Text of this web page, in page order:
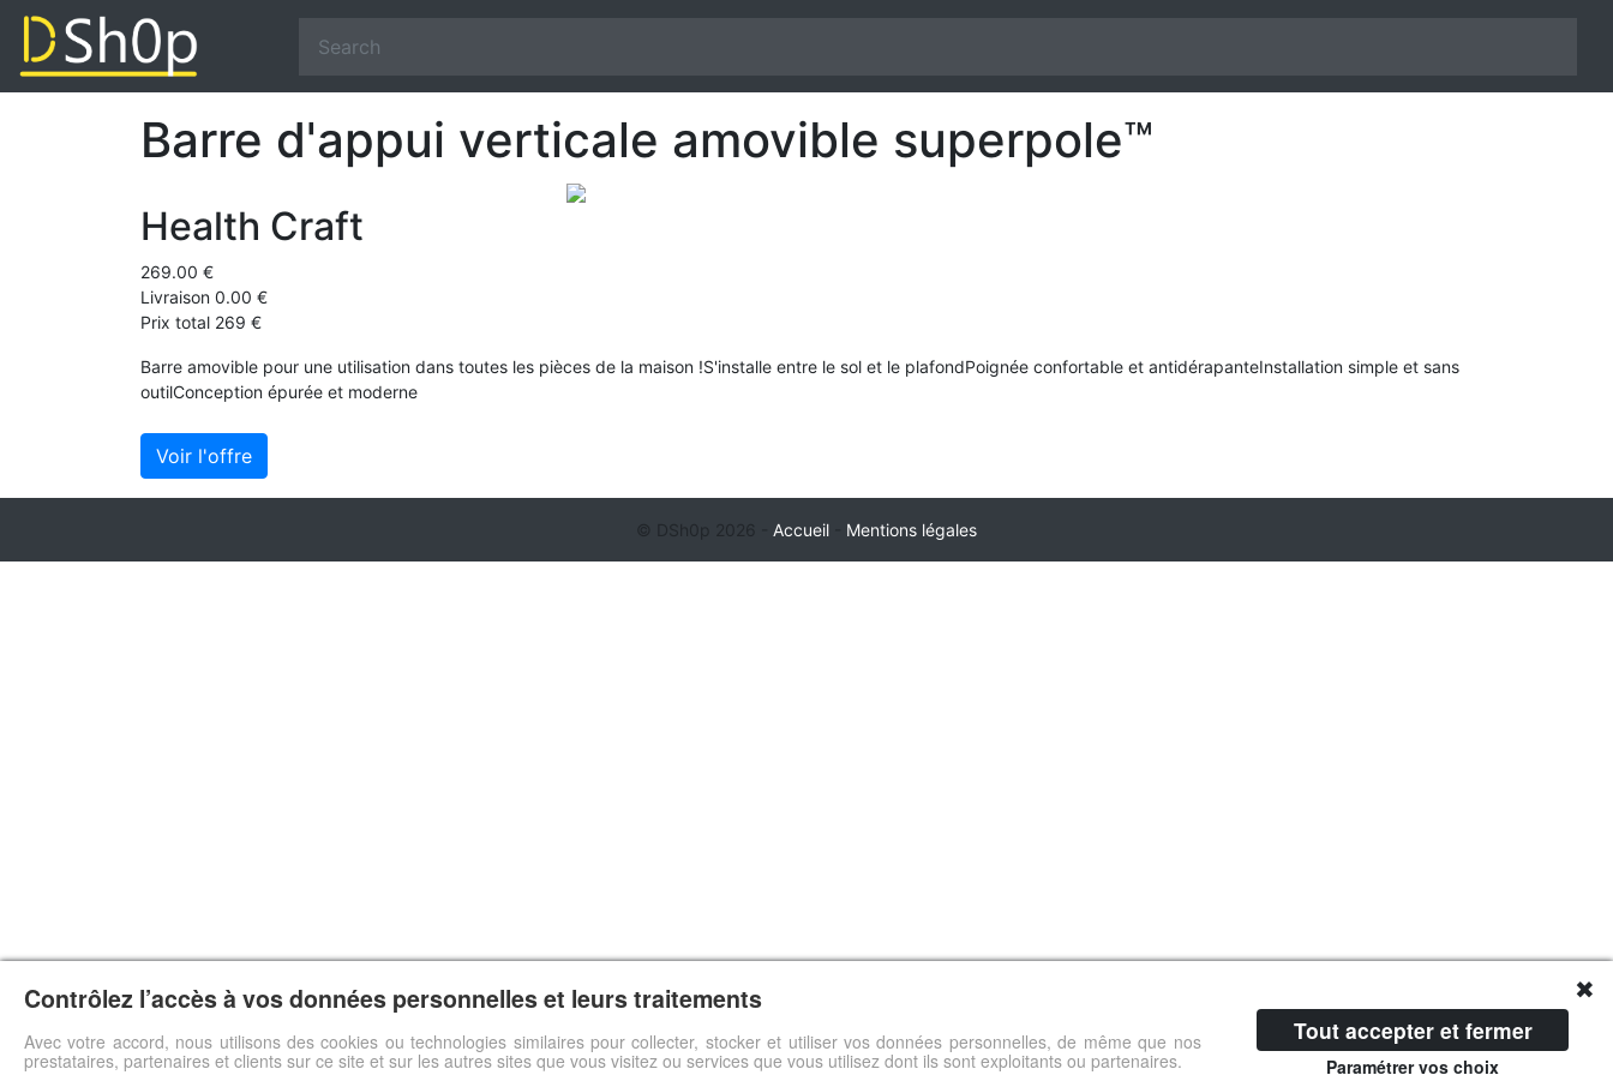
Barre d'appui verticale amovible superpole™
Health Craft
269.00 €
Livraison 0.00 €
Prix total 269 €
Barre amovible pour une utilisation dans toutes les pièces de la maison !S'installe entre le sol et le plafondPoignée confortable et antidérapanteInstallation simple et sans
outilConception épurée et moderne
Voir l'offre
© DSh0p 2026 - Accueil Mentions légales
✖
Contrôlez l’accès à vos données personnelles et leurs traitements
Avec votre accord, nous utilisons des cookies ou technologies similaires pour collecter, stocker et utiliser vos données personnelles, de même que nos
prestataires, partenaires et clients sur ce site et sur les autres sites que vous visitez ou services que vous utilisez dont ils sont exploitants ou partenaires.
Tout accepter et fermer
Paramétrer vos choix